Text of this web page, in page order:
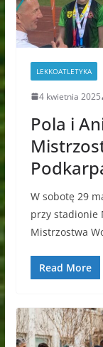
LEKKOATLETYKA
4 kwietnia 2025
Pola i
W sobotę 29
przy stadionie
Mistrzostwa
Read More